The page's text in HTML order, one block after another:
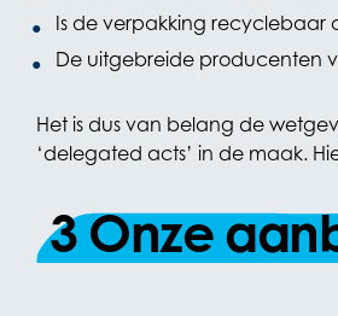
Is de verpakking recyclebaar
De uitgebreide producenten
Het is dus van belang de
‘delegated acts’ in de maak.
3 Onze